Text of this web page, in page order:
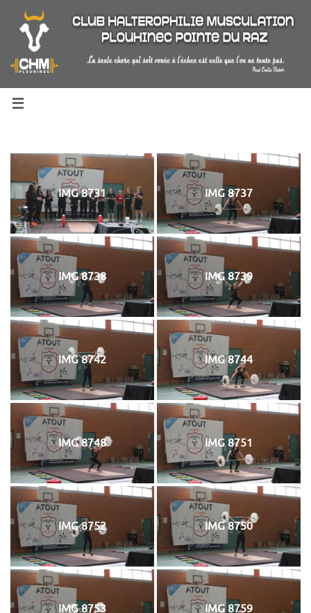
contenu
IMG 8731 IMG 8737
IMG 8738 IMG 8739
IMG 8742 IMG 8744
IMG 8748 IMG 8751
IMG 8752 IMG 8750
IMG 8753 IMG 8759